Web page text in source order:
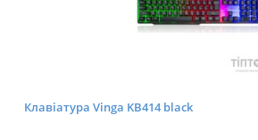
Клавіатура Vinga KB414 black